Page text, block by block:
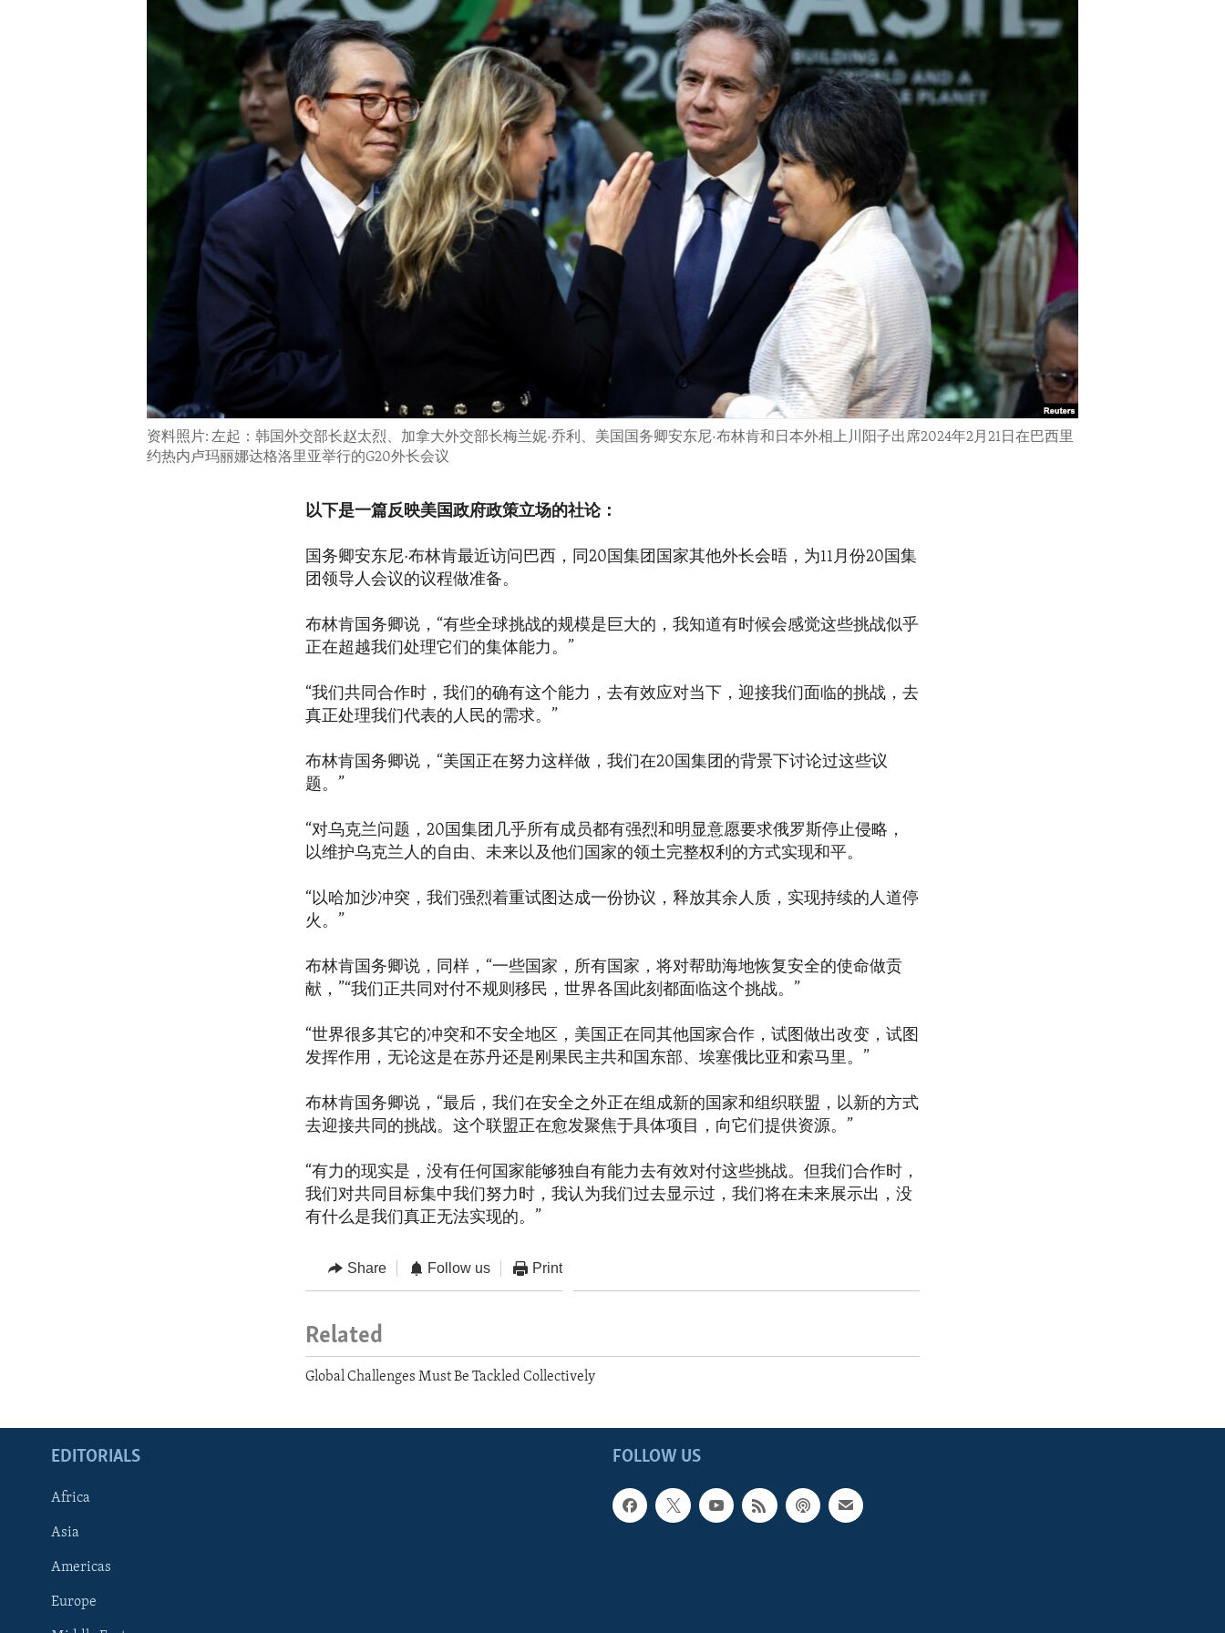
IDEALS AND INSTITUTIONS
资料照片: 左起：韩国外交部长赵太烈、加拿大外交部长梅兰妮·乔利、美国国务卿安东尼·布林肯和日本外相上川阳子出席2024年2月21日在巴西里
约热内卢玛丽娜达格洛里亚举行的G20外长会议
以下是一篇反映美国政府政策立场的社论：
国务卿安东尼·布林肯最近访问巴西，同20国集团国家其他外长会晤，为11月份20国集
团领导人会议的议程做准备。
布林肯国务卿说，“有些全球挑战的规模是巨大的，我知道有时候会感觉这些挑战似乎
正在超越我们处理它们的集体能力。”
“我们共同合作时，我们的确有这个能力，去有效应对当下，迎接我们面临的挑战，去
真正处理我们代表的人民的需求。”
布林肯国务卿说，“美国正在努力这样做，我们在20国集团的背景下讨论过这些议
题。”
“对乌克兰问题，20国集团几乎所有成员都有强烈和明显意愿要求俄罗斯停止侵略，
以维护乌克兰人的自由、未来以及他们国家的领土完整权利的方式实现和平。
“以哈加沙冲突，我们强烈着重试图达成一份协议，释放其余人质，实现持续的人道停
火。”
布林肯国务卿说，同样，“一些国家，所有国家，将对帮助海地恢复安全的使命做贡
献，”“我们正共同对付不规则移民，世界各国此刻都面临这个挑战。”
“世界很多其它的冲突和不安全地区，美国正在同其他国家合作，试图做出改变，试图
发挥作用，无论这是在苏丹还是刚果民主共和国东部、埃塞俄比亚和索马里。”
布林肯国务卿说，“最后，我们在安全之外正在组成新的国家和组织联盟，以新的方式
去迎接共同的挑战。这个联盟正在愈发聚焦于具体项目，向它们提供资源。”
“有力的现实是，没有任何国家能够独自有能力去有效对付这些挑战。但我们合作时，
我们对共同目标集中我们努力时，我认为我们过去显示过，我们将在未来展示出，没
有什么是我们真正无法实现的。”
Share Follow us Print
Related
Global Challenges Must Be Tackled Collectively
FOLLOW US
EDITORIALS
Africa
Asia
Americas
Europe